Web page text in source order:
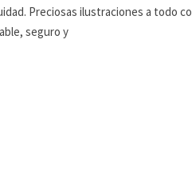
Preciosas ilustraciones a todo
seguro y